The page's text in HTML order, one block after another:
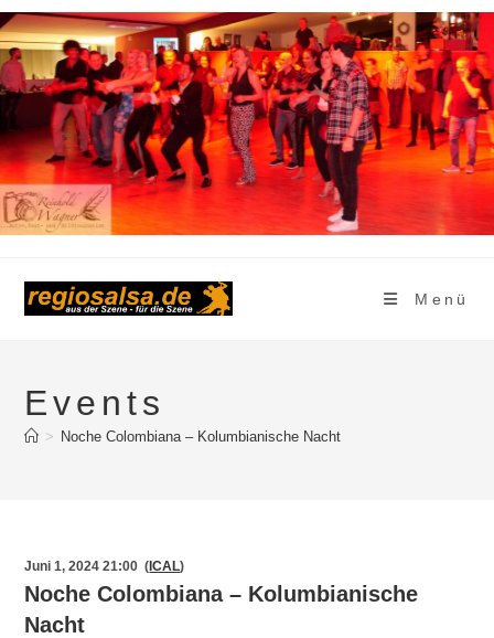
Zum
Inhalt
springen
Menü
Events
> Noche Colombiana – Kolumbianische Nacht
Juni 1, 2024 21:00 (ICAL)
Noche Colombiana – Kolumbianische
Nacht